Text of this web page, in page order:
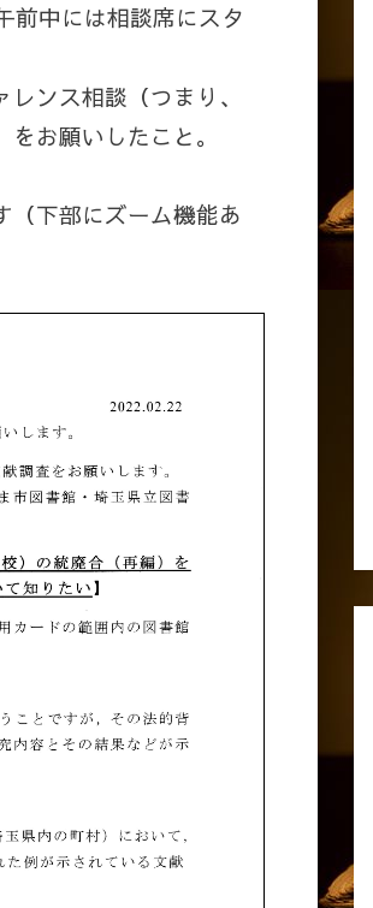
前中には相談席にスタ
ンス相談（つまり、
お願いしたこと。
（下部にズーム機能あ